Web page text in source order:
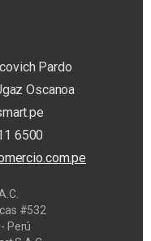
Pardo
Oscanoa
6500
#532
Perú